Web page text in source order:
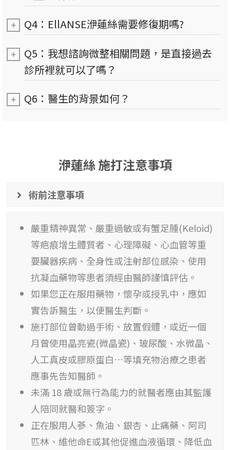
Q4：EllANSE洢蓮絲需要修復期嗎?
Q5：我想諮詢微整相關問題，是直接過去
診所裡就可以了嗎？
Q6：醫生的背景如何？
洢蓮絲 施打注意事項
術前注意事項
嚴重精神異常、嚴重過敏或有蟹足腫(Keloid)
等疤痕增生體質者、心理障礙、心血管等重
要臟器疾病、全身性或注射部位感染、使用
抗凝血藥物等患者須經由醫師謹慎評估。
如果您正在服用藥物，懷孕或授乳中，應如
實告訴醫生，以便醫生判斷。
施打部位曾動過手術、放置假體，或近一個
月曾使用晶亮瓷(微晶瓷)、玻尿酸、水微晶、
人工真皮或膠原蛋白…等填充物治療之患者
應事先告知醫師。
未滿 18 歲或無行為能力的就醫者應由其監護
人陪同就醫和簽字。
正在服用人蔘、魚油、銀杏、止痛藥、阿司
匹林、維他命E或其他促進血液循環、降低血